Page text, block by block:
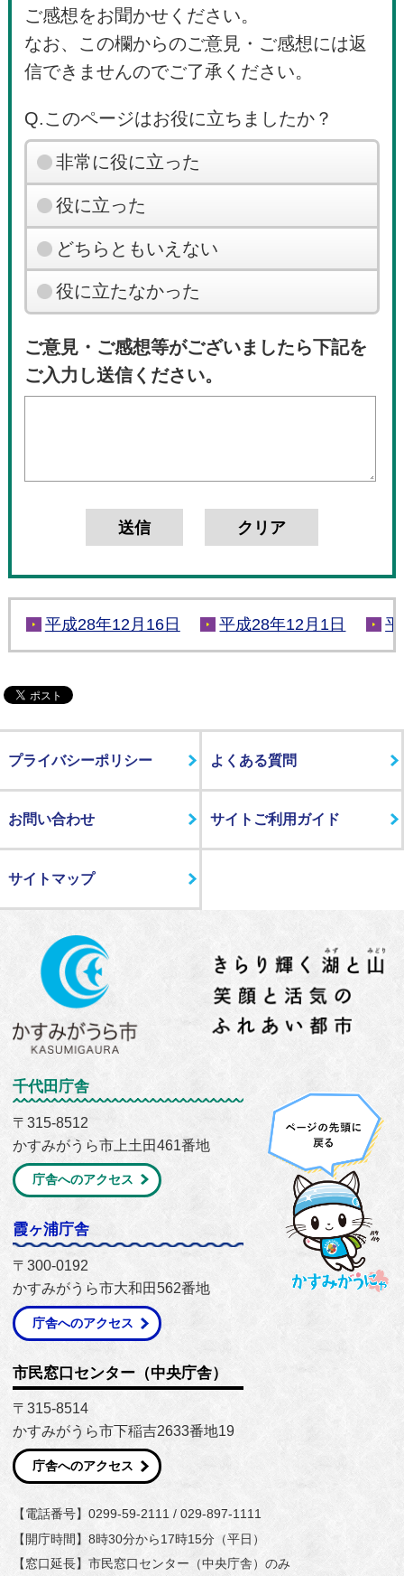
ご感想をお聞かせください。
なお、この欄からのご意見・ご感想には返
信できませんのでご了承ください。
Q.このページはお役に立ちましたか？
非常に役に立った
役に立った
どちらともいえない
役に立たなかった
ご意見・ご感想等がございましたら下記を
ご入力し送信ください。
平成28年12月16日 平成28年12月1日
プライバシーポリシー よくある質問
お問い合わせ サイトご利用ガイド
サイトマップ
千代田庁舎
〒315-8512
かすみがうら市上土田461番地
庁舎へのアクセス
霞ヶ浦庁舎
〒300-0192
かすみがうら市大和田562番地
庁舎へのアクセス
市民窓口センター（中央庁舎）
〒315-8514
かすみがうら市下稲吉2633番地19
庁舎へのアクセス
【電話番号】0299-59-2111 / 029-897-1111
【開庁時間】8時30分から17時15分（平日）
【窓口延長】市民窓口センター（中央庁舎）のみ